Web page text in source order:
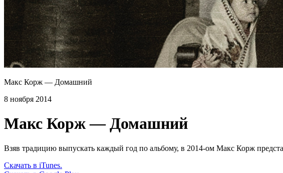
Макс Корж — Домашний
8 ноября 2014
Макс Корж — Домашний
Взяв традицию выпускать каждый год по альбому, в 2014-ом Макс Корж
Скачать в iTunes.